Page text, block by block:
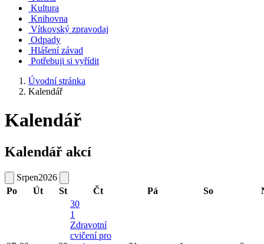
Kultura
Knihovna
Vítkovský zpravodaj
Odpady
Hlášení závad
Potřebuji si vyřídit
Úvodní stránka
Kalendář
Kalendář
Kalendář akcí
Srpen2026
Po
Út St Čt Pá So
30
1
Zdravotní
cvičení pro